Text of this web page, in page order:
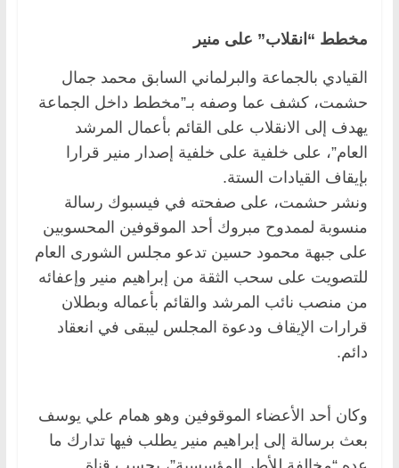
مخطط “انقلاب” على منير
القيادي بالجماعة والبرلماني السابق محمد جمال
حشمت، كشف عما وصفه بـ”مخطط داخل الجماعة
يهدف إلى الانقلاب على ‏القائم بأعمال المرشد
العام”، على خلفية على خلفية إصدار منير قرارا
بإيقاف القيادات الستة.‏
ونشر حشمت، على صفحته في فيسبوك رسالة
منسوبة لممدوح مبروك أحد الموقوفين المحسوبين
على جبهة محمود حسين تدعو ‏مجلس الشورى العام
للتصويت على سحب الثقة من إبراهيم منير وإعفائه
من منصب نائب المرشد والقائم بأعماله وبطلان
‏قرارات الإيقاف ودعوة المجلس ليبقى في انعقاد
دائم.‏
وكان أحد الأعضاء الموقوفين وهو همام علي يوسف
بعث برسالة إلى إبراهيم منير يطلب فيها تدارك ما